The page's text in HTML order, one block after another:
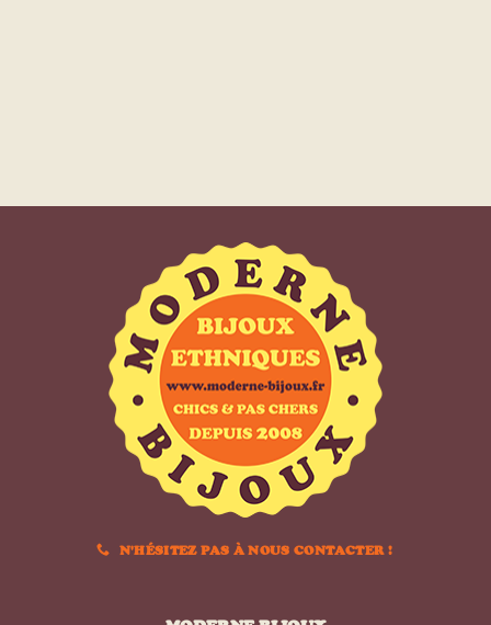
N'HÉSITEZ PAS À NOUS CONTACTER !